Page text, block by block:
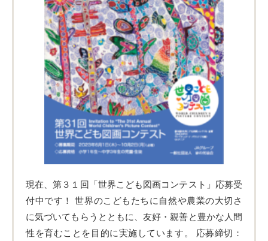
現在、第３１回「世界こども図画コンテスト」応募受
付中です！ 世界のこどもたちに自然や農業の大切さ
に気づいてもらうとともに、友好・親善と豊かな人間
性を育むことを目的に実施しています。 応募締切：